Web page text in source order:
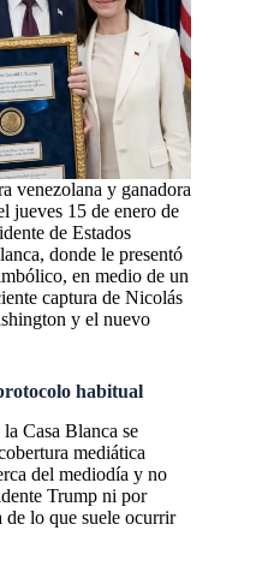
venezolana y ganadora
jueves 15 de enero de
de Estados
donde le presentó
en medio de un
captura de Nicolás
y el nuevo
habitual
Casa Blanca se
mediática
del mediodía y no
Trump ni por
de lo que suele ocurrir